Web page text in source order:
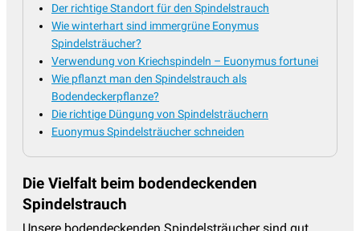
Der richtige Standort für den Spindelstrauch
Wie winterhart sind immergrüne Eonymus
Spindelsträucher?
Verwendung von Kriechspindeln – Euonymus fortunei
Wie pflanzt man den Spindelstrauch als
Bodendeckerpflanze?
Die richtige Düngung von Spindelsträuchern
Euonymus Spindelsträucher schneiden
Die Vielfalt beim bodendeckenden
Spindelstrauch
Unsere bodendeckenden Spindelsträucher sind gut